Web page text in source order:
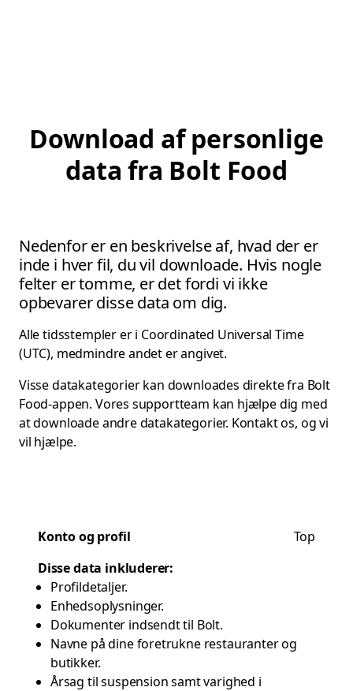
Download af personlige
data fra Bolt Food
Nedenfor er en beskrivelse af, hvad der er
inde i hver fil, du vil downloade. Hvis nogle
felter er tomme, er det fordi vi ikke
opbevarer disse data om dig.
Alle tidsstempler er i Coordinated Universal Time
(UTC), medmindre andet er angivet.
Visse datakategorier kan downloades direkte fra Bolt
Food-appen. Vores supportteam kan hjælpe dig med
at downloade andre datakategorier. Kontakt os, og vi
vil hjælpe.
Konto og profil
Top
Disse data inkluderer:
Profildetaljer.
Enhedsoplysninger.
Dokumenter indsendt til Bolt.
Navne på dine foretrukne restauranter og
butikker.
Årsag til suspension samt varighed i